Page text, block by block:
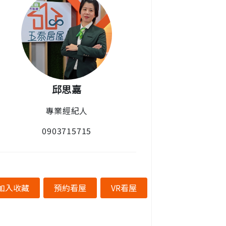
邱思嘉
專業經紀人
0903715715
入收藏 預約看屋 VR看屋